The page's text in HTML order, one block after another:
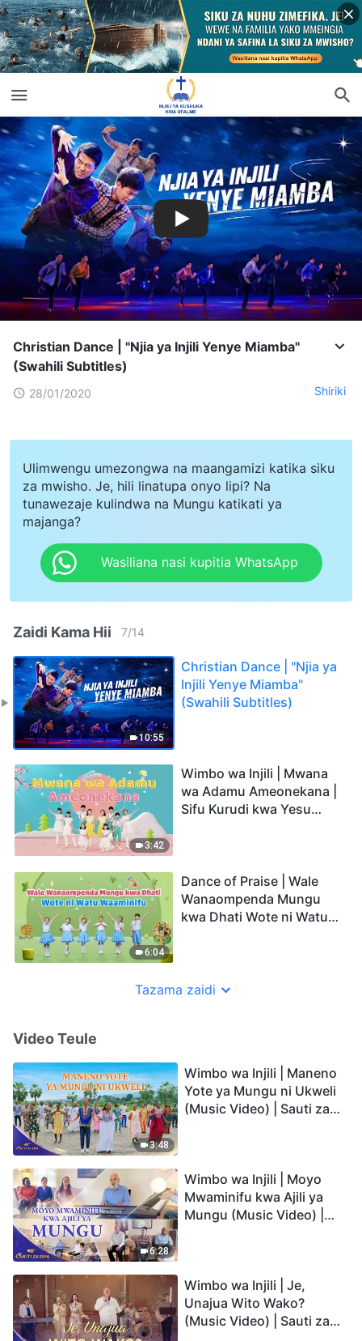
Christian Dance | "Njia ya Injili Yenye Miamba"
(Swahili Subtitles)
28/01/2020 Shiriki
Ulimwengu umezongwa na maangamizi katika siku
za mwisho. Je, hili linatupa onyo lipi? Na
tunawezaje kulindwa na Mungu katikati ya
majanga?
Wasiliana nasi kupitia WhatsApp
Zaidi Kama Hii 7/14
10:55
Christian Dance | "Njia ya
Injili Yenye Miamba"
(Swahili Subtitles)
3:42
Wimbo wa Injili | Mwana
wa Adamu Ameonekana |
Sifu Kurudi kwa Yesu
6:04
Dance of Praise | Wale
Wanaompenda Mungu
kwa Dhati Wote ni Watu
Tazama zaidi
Video Teule
3:48
Wimbo wa Injili | Maneno
Yote ya Mungu ni Ukweli
(Music Video) | Sauti za
6:28
Wimbo wa Injili | Moyo
Mwaminifu kwa Ajili ya
Mungu (Music Video) |
Wimbo wa Injili | Je,
Unajua Wito Wako?
(Music Video) | Sauti za